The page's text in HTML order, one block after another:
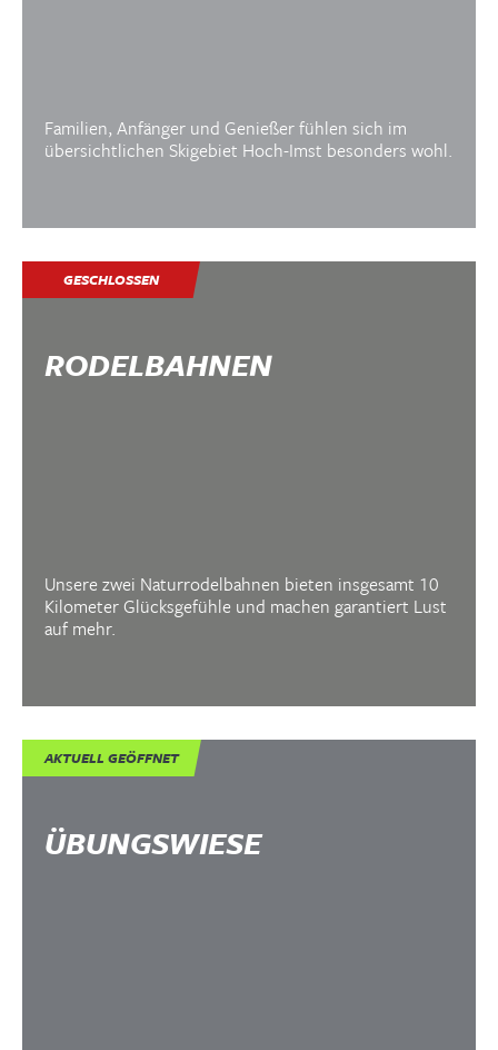
Familien, Anfänger und Genießer fühlen sich im
übersichtlichen Skigebiet Hoch-Imst besonders wohl.
GESCHLOSSEN
RODELBAHNEN
Unsere zwei Naturrodelbahnen bieten insgesamt 10
Kilometer Glücksgefühle und machen garantiert Lust
auf mehr.
AKTUELL GEÖFFNET
ÜBUNGSWIESE